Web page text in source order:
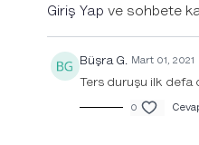
Köklen Flov
Ayakta dengeler ve özenli
Giriş Yap ve sohbete
Büşra G. Mart 01, 2021
Ters duruşu ilk
0